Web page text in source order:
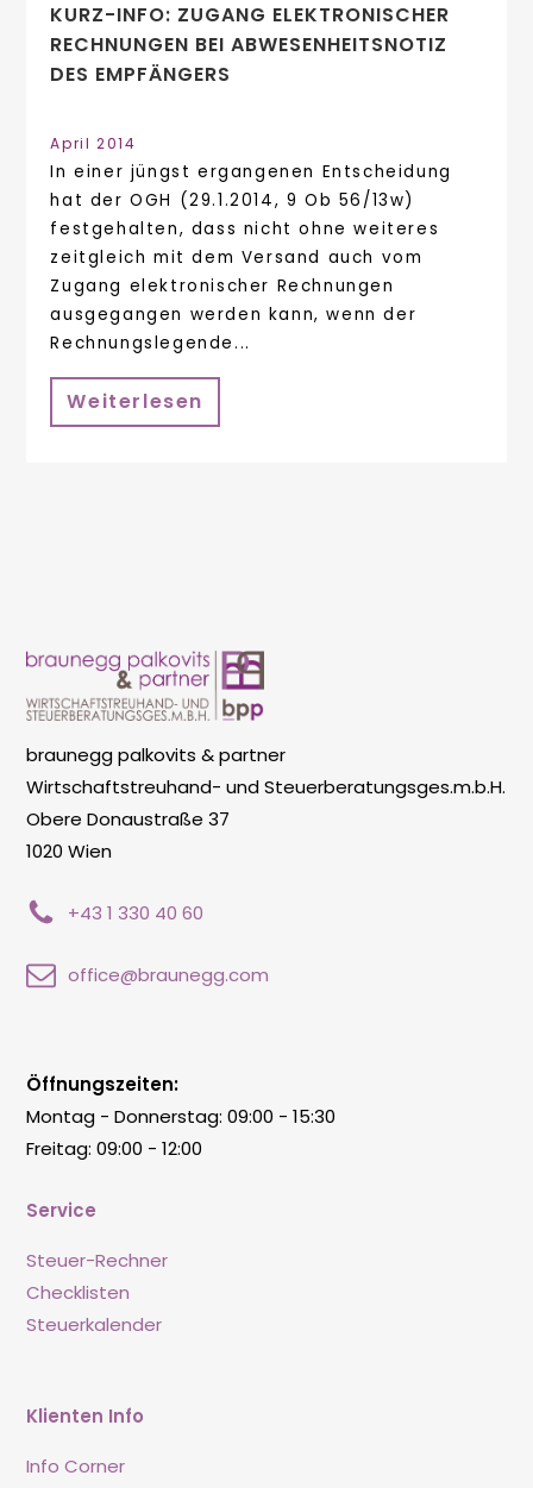
KURZ-INFO: ZUGANG ELEKTRONISCHER
RECHNUNGEN BEI ABWESENHEITSNOTIZ
DES EMPFÄNGERS
April 2014
In einer jüngst ergangenen Entscheidung
hat der OGH (29.1.2014, 9 Ob 56/13w)
festgehalten, dass nicht ohne weiteres
zeitgleich mit dem Versand auch vom
Zugang elektronischer Rechnungen
ausgegangen werden kann, wenn der
Rechnungslegende...
Weiterlesen
braunegg palkovits & partner
Wirtschaftstreuhand- und Steuerberatungsges.m.b.H.
Obere Donaustraße 37
1020 Wien
+43 1 330 40 60
office@braunegg.com
Service
Steuer-Rechner
Checklisten
Steuerkalender
Klienten Info
Info Corner
Öffnungszeiten:
Montag - Donnerstag: 09:00 - 15:30
Freitag: 09:00 - 12:00